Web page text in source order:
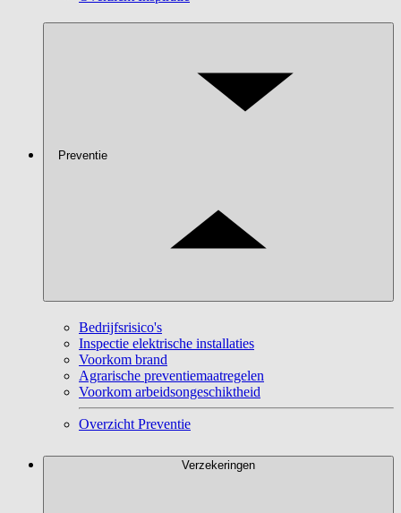
Preventie
Bedrijfsrisico's
Inspectie elektrische installaties
Voorkom brand
Agrarische preventiemaatregelen
Voorkom arbeidsongeschiktheid
Overzicht Preventie
Verzekeringen